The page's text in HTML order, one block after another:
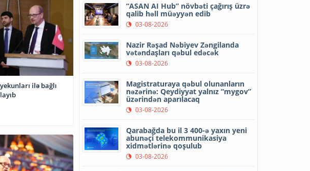
ilə bağlı
“ASAN AI Hub” növbəti çağırış üzrə
qalib həll müəyyən edib
03-08-2026
Nazir Rəşad Nəbiyev Zəngilanda
vətəndaşları qəbul edəcək
03-08-2026
Magistraturaya qəbul olunanların
nəzərinə: Qeydiyyat yalnız “mygov”
üzərindən aparılacaq
03-08-2026
Qarabağda bu il 3 400-ə yaxın yeni
abunəçi telekommunikasiya
xidmətlərinə qoşulub
03-08-2026